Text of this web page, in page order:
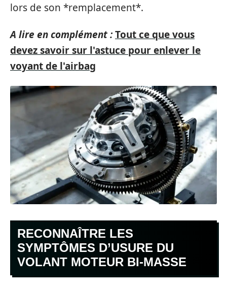
lors de son *remplacement*.
A lire en complément :Tout ce que vous
devez savoir sur l'astuce pour enlever le
voyant de l'airbag
RECONNAÎTRE LES
SYMPTÔMES D’USURE DU
VOLANT MOTEUR BI-MASSE